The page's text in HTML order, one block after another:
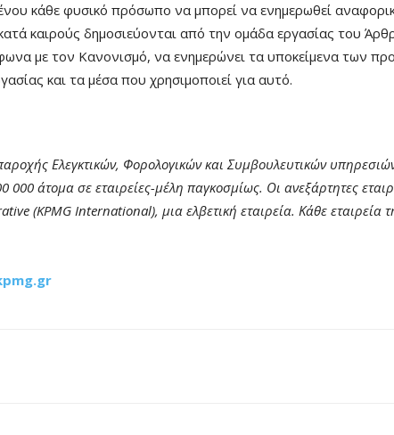
κάθε φυσικό πρόσωπο να μπορεί να ενημερωθεί
καιρούς δημοσιεύονται από την ομάδα εργασίας του
με τον Κανονισμό, να ενημερώνει τα υποκείμενα των
και τα μέσα που χρησιμοποιεί για αυτό.
Ελεγκτικών, Φορολογικών και Συμβουλευτικών
άτομα σε εταιρείες-μέλη παγκοσμίως. Οι ανεξάρτητες
(KPMG International), μια ελβετική εταιρεία. Κάθε εταιρεία